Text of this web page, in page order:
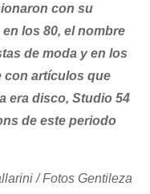
con su
los 80, el nombre
de moda y en los
con artículos que
era disco, Studio 54
de este periodo
/ Fotos Gentileza